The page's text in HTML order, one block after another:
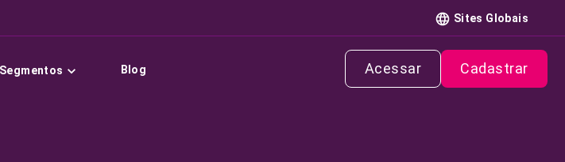
Sites Globais
Segmentos Blog Acessar Cadastrar